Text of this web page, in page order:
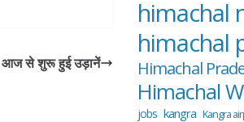
आज से शुरू हुई उड़ानें
himachal
himachal
Himachal
Himachal
jobs kangra Kangra